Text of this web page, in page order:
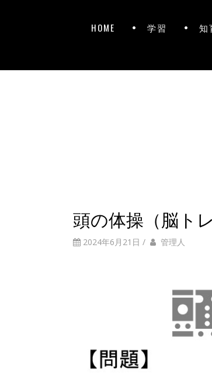
HOME 学習 知
頭の体操（脳トレ
2024年6月21日 / 管理人